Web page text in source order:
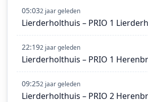
05:032 jaar geleden
Lierderholthuis – PRIO 1
22:192 jaar geleden
Lierderholthuis – PRIO 1
09:252 jaar geleden
Lierderholthuis – PRIO 2